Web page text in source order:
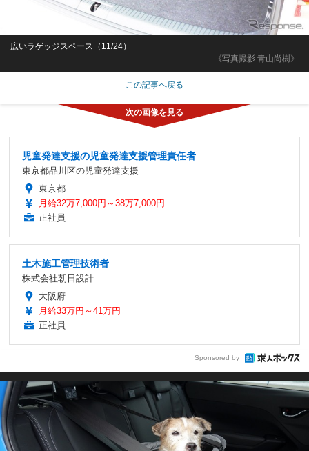
《写真撮影 青山尚樹》
広いラゲッジスペース（11/24）
この記事へ戻る
児童発達支援の児童発達支援管理責任者
東京都品川区の児童発達支援
東京都
月給32万7,000円～38万7,000円
正社員
土木施工管理技術者
株式会社朝日設計
大阪府
月給33万円～41万円
正社員
Sponsored by